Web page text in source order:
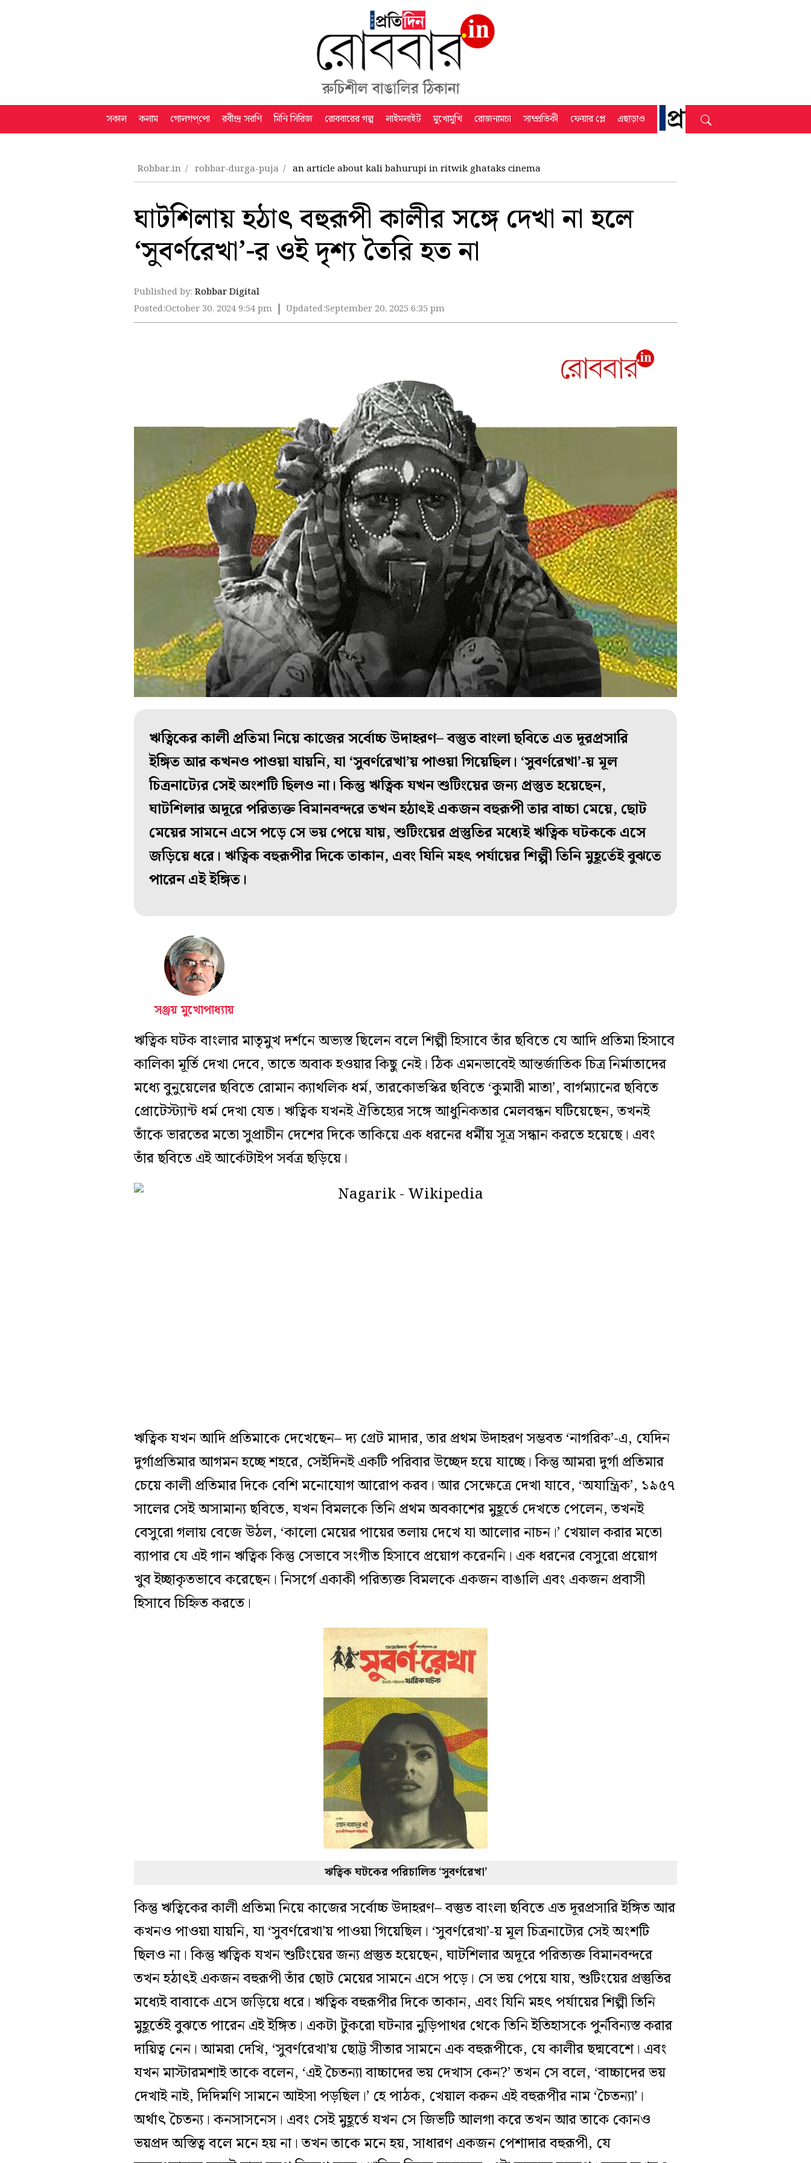
সকাল কলাম গোলগপ্‌পো রবীন্দ্র সরণি মিনি সিরিজ রোববারের গল্প লাইমলাইট মুখোমুখি রোজনামচা সাম্প্রতিকী ফেয়ার প্লে এছাড়াও
Robbar.in robbar-durga-puja an article about kali bahurupi in ritwik ghataks cinema
ঘাটশিলায় হঠাৎ বহুরূপী কালীর সঙ্গে দেখা না হলে
‘সুবর্ণরেখা’-র ওই দৃশ্য তৈরি হত না
Published by: Robbar Digital
Posted:October 30, 2024 9:54 pm Updated:September 20, 2025 6:35 pm
ঋত্বিকের কালী প্রতিমা নিয়ে কাজের সর্বোচ্চ উদাহরণ– বস্তুত বাংলা ছবিতে এত দূরপ্রসারি
ইঙ্গিত আর কখনও পাওয়া যায়নি, যা ‘সুবর্ণরেখা’য় পাওয়া গিয়েছিল। ‘সুবর্ণরেখা’-য় মূল
চিত্রনাট্যের সেই অংশটি ছিলও না। কিন্তু ঋত্বিক যখন শুটিংয়ের জন‌্য প্রস্তুত হয়েছেন,
ঘাটশিলার অদূরে পরিত‌্যক্ত বিমানবন্দরে তখন হঠাৎই একজন বহুরূপী তার বাচ্চা মেয়ে, ছোট
মেয়ের সামনে এসে পড়ে সে ভয় পেয়ে যায়, শুটিংয়ের প্রস্তুতির মধ্যেই ঋত্বিক ঘটককে এসে
জড়িয়ে ধরে। ঋত্বিক বহুরূপীর দিকে তাকান, এবং যিনি মহৎ পর্যায়ের শিল্পী তিনি মুহূর্তেই বুঝতে
পারেন এই ইঙ্গিত।
সঞ্জয় মুখোপাধ্যায়
ঋত্বিক ঘটক বাংলার মাতৃমুখ দর্শনে অভ‌্যস্ত ছিলেন বলে শিল্পী হিসাবে তাঁর ছবিতে যে আদি প্রতিমা হিসাবে
কালিকা মূর্তি দেখা দেবে, তাতে অবাক হওয়ার কিছু নেই। ঠিক এমনভাবেই আন্তর্জাতিক চিত্র নির্মাতাদের
মধ্যে বুনুয়েলের ছবিতে রোমান ক‌্যাথলিক ধর্ম,তারকোভস্কিরছবিতে ‘কুমারী মাতা’, বার্গম্যানের ছবিতে
প্রোটেস্ট্যান্ট ধর্ম দেখা যেত। ঋত্বিক যখনই ঐতিহ্যের সঙ্গে আধুনিকতার মেলবন্ধন ঘটিয়েছেন, তখনই
তাঁকে ভারতের মতো সুপ্রাচীন দেশের দিকে তাকিয়ে এক ধরনের ধর্মীয় সূত্র সন্ধান করতে হয়েছে। এবং
তাঁর ছবিতে এই আর্কেটাইপ সর্বত্র ছড়িয়ে।
ঋত্বিক যখন আদি প্রতিমাকে দেখেছেন– দ‌্য গ্রেট মাদার, তার প্রথম উদাহরণ সম্ভবত ‘নাগরিক’-এ, যেদিন
দুর্গাপ্রতিমার আগমন হচ্ছে শহরে, সেইদিনই একটি পরিবার উচ্ছেদ হয়ে যাচ্ছে। কিন্তু আমরা দুর্গা প্রতিমার
চেয়ে কালী প্রতিমার দিকে বেশি মনোযোগ আরোপ করব। আর সেক্ষেত্রে দেখা যাবে, ‘অযান্ত্রিক’, ১৯৫৭
সালের সেই অসামান‌্য ছবিতে, যখন বিমলকে তিনি প্রথম অবকাশের মুহূর্তে দেখতে পেলেন, তখনই
বেসুরো গলায় বেজে উঠল, ‘কালো মেয়ের পায়ের তলায় দেখে যা আলোর নাচন।’ খেয়াল করার মতো
ব্যাপার যে এই গান ঋত্বিক কিন্তু সেভাবে সংগীত হিসাবে প্রয়োগ করেননি। এক ধরনের বেসুরো প্রয়োগ
খুব ইচ্ছাকৃতভাবে করেছেন। নিসর্গে একাকী পরিত‌্যক্ত বিমলকে একজন বাঙালি এবং একজন প্রবাসী
হিসাবে চিহ্নিত করতে।
ঋত্বিক ঘটকের পরিচালিত ‘সুবর্ণরেখা’
কিন্তু ঋত্বিকের কালী প্রতিমা নিয়ে কাজের সর্বোচ্চ উদাহরণ– বস্তুত বাংলা ছবিতে এত দূরপ্রসারি ইঙ্গিত আর
কখনও পাওয়া যায়নি, যা ‘সুবর্ণরেখা’য় পাওয়া গিয়েছিল। ‘সুবর্ণরেখা’-য় মূল চিত্রনাট্যের সেই অংশটি
ছিলও না। কিন্তু ঋত্বিক যখন শুটিংয়ের জন‌্য প্রস্তুত হয়েছেন, ঘাটশিলার অদূরে পরিত‌্যক্ত বিমানবন্দরে
তখন হঠাৎই একজন বহুরূপী তাঁর ছোট মেয়ের সামনে এসে পড়ে। সে ভয় পেয়ে যায়, শুটিংয়ের প্রস্তুতির
মধ্যেই বাবাকে এসে জড়িয়ে ধরে। ঋত্বিক বহুরূপীর দিকে তাকান, এবং যিনি মহৎ পর্যায়ের শিল্পী তিনি
মুহূর্তেই বুঝতে পারেন এই ইঙ্গিত। একটা টুকরো ঘটনার নুড়িপাথর থেকে তিনি ইতিহাসকে পুর্নবিন‌্যস্ত করার
দায়িত্ব নেন। আমরা দেখি, ‘সুবর্ণরেখা’য় ছোট্ট সীতার সামনে এক বহুরূপীকে, যে কালীর ছদ্মবেশে। এবং
যখন মাস্টারমশাই তাকে বলেন, ‘এই চৈতন‌্যা বাচ্চাদের ভয় দেখাস কেন?’ তখন সে বলে, ‘বাচ্চাদের ভয়
দেখাই নাই, দিদিমণি সামনে আইসা পড়ছিল।’ হে পাঠক, খেয়াল করুন এই বহুরূপীর নাম ‘চৈতন‌্যা’।
অর্থাৎ চৈতন‌্য। কনসাসনেস। এবং সেই মুহূর্তে যখন সে জিভটি আলগা করে তখন আর তাকে কোনও
ভয়প্রদ অস্তিত্ব বলে মনে হয় না। তখন তাকে মনে হয়, সাধারণ একজন পেশাদার বহুরূপী, যে